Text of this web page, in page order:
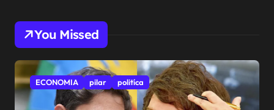
You Missed
ECONOMIA pilar politíca